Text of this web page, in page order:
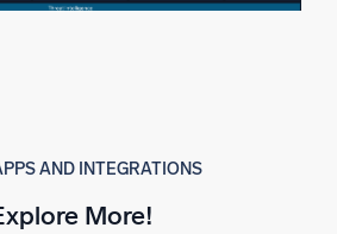
AND INTEGRATIONS
More!